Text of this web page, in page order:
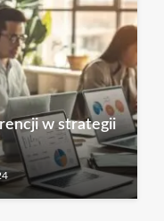
w strategii